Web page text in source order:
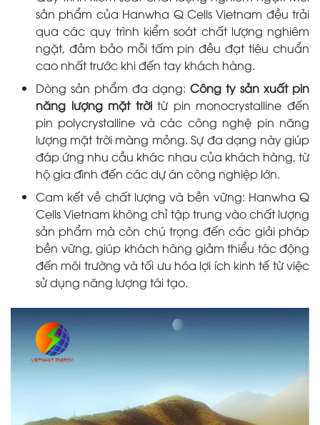
sản phẩm của Hanwha Q Cells Vietnam đều trải
qua các quy trình kiểm soát chất lượng nghiêm
ngặt, đảm bảo mỗi tấm pin đều đạt tiêu chuẩn
cao nhất trước khi đến tay khách hàng.
Dòng sản phẩm đa dạng: Công ty sản xuất pin
năng lượng mặt trờitừ pin monocrystalline đến
pin polycrystalline và các công nghệ pin năng
lượng mặt trời màng mỏng. Sự đa dạng này giúp
đáp ứng nhu cầu khác nhau của khách hàng, từ
hộ gia đình đến các dự án công nghiệp lớn.
Cam kết về chất lượng và bền vững: Hanwha Q
Cells Vietnam không chỉ tập trung vào chất lượng
sản phẩm mà còn chú trọng đến các giải pháp
bền vững, giúp khách hàng giảm thiểu tác động
đến môi trường và tối ưu hóa lợi ích kinh tế từ việc
sử dụng năng lượng tái tạo.